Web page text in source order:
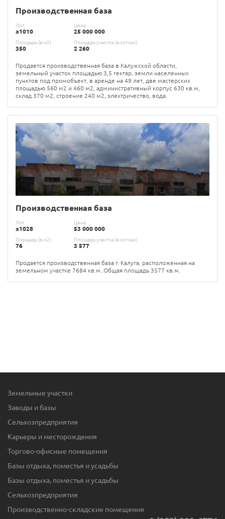
Производственная база
Лот
а1010
Цена
25 000 000
Площадь (в м2)
350
Площадь участка (в сотках)
2 260
Продается производственная база в Калужской области,
земельный участок площадью 3,5 гектар, земли населенных
пунктов под промобъект, в аренде на 49 лет, две мастерских
площадью 560 м2 и 460 м2, административный корпус 630 кв.м,
склад 370 м2, строение 240 м2, электричество, вода.
Производственная база
Лот
а1028
Цена
53 000 000
Площадь (в м2)
76
Площадь участка (в сотках)
3 577
Продается производственная база г. Калуга, расположенная на
земельном участке 7684 кв.м..Общая площадь 3577 кв.м.
Земельные участки
Заводы и базы
Сельхозпредприятия
Карьеры и месторождения
Торгово-офисные помещения
Базы отдыха, поместья и усадьбы
Базы отдыха, поместья и усадьбы
Сельхозпредприятия
Производственно-складские помещения